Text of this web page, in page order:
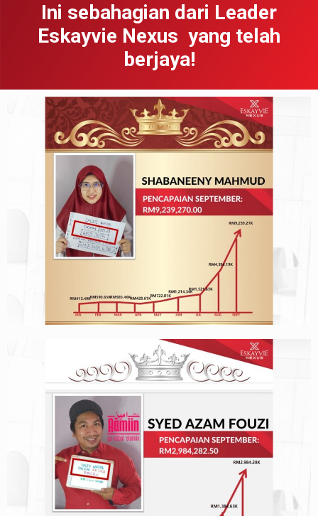
Ini sebahagian dari Leader
Eskayvie Nexus yang telah
berjaya!